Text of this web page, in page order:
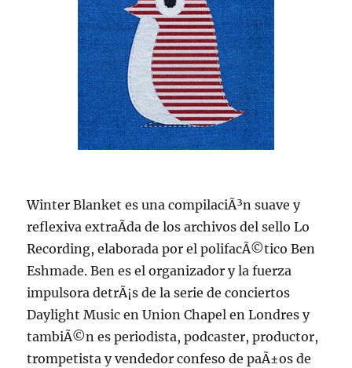
Winter Blanket es una compilaciÃ³n suave y
reflexiva extraÃ­da de los archivos del sello Lo
Recording, elaborada por el polifacÃ©tico Ben
Eshmade. Ben es el organizador y la fuerza
impulsora detrÃ¡s de la serie de conciertos
Daylight Music en Union Chapel en Londres y
tambiÃ©n es periodista, podcaster, productor,
trompetista y vendedor confeso de paÃ±os de